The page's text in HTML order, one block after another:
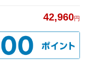
42,960円